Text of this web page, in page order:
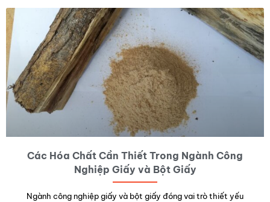
Các Hóa Chất Cần Thiết Trong Ngành Công
Nghiệp Giấy và Bột Giấy
Ngành công nghiệp giấy và bột giấy đóng vai trò thiết yếu